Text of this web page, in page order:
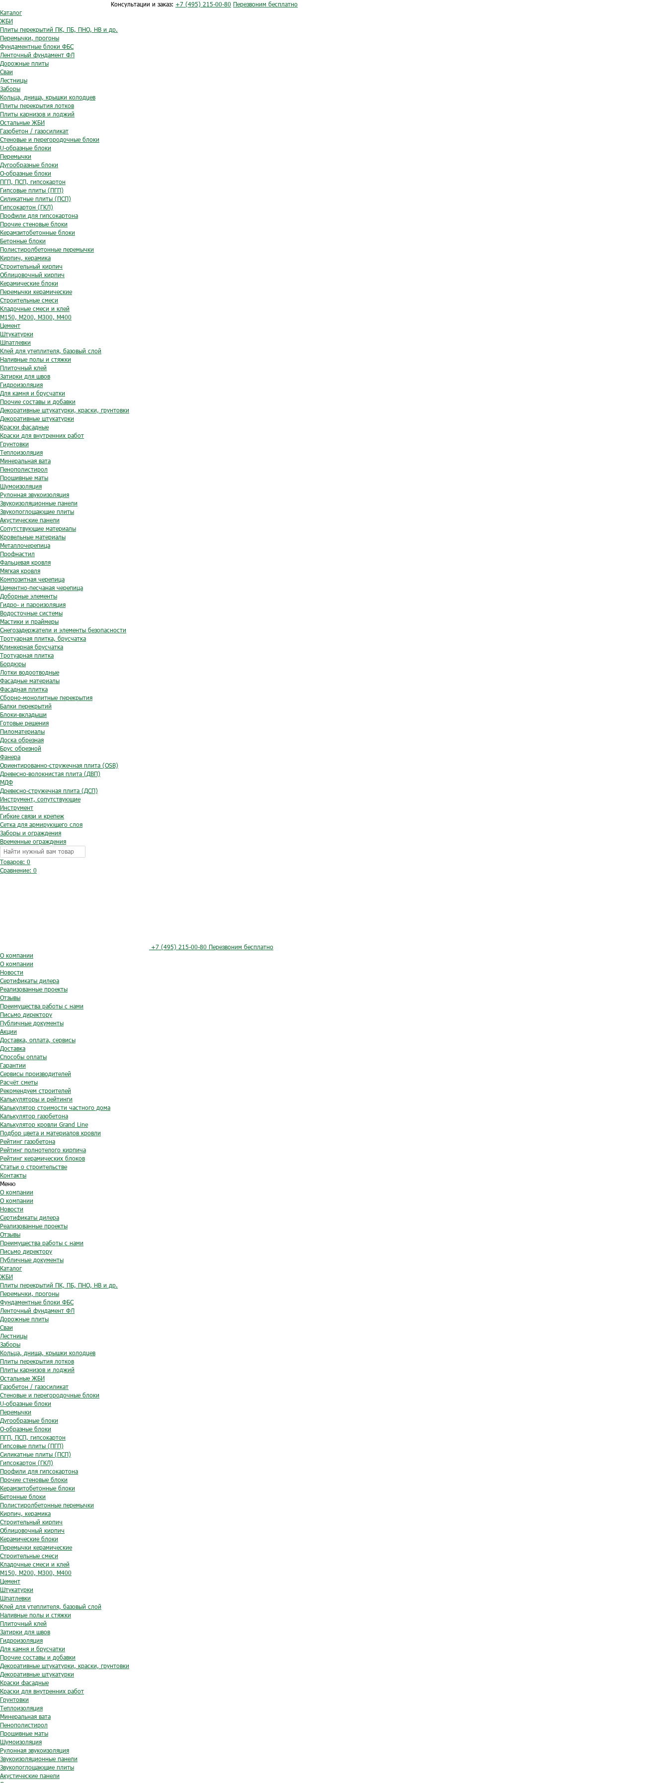
Консультации и заказ: +7 (495) 215-00-80 Перезвоним бесплатно
Каталог
ЖБИ
Плиты перекрытий ПК, ПБ, ПНО, НВ и др.
Перемычки, прогоны
Фундаментные блоки ФБС
Ленточный фундамент ФЛ
Дорожные плиты
Сваи
Лестницы
Заборы
Кольца, днища, крышки колодцев
Плиты перекрытия лотков
Плиты карнизов и лоджий
Остальные ЖБИ
Газобетон / газосиликат
Стеновые и перегородочные блоки
U-образные блоки
Перемычки
Дугообразные блоки
O-образные блоки
ПГП, ПСП, гипсокартон
Гипсовые плиты (ПГП)
Силикатные плиты (ПСП)
Гипсокартон (ГКЛ)
Профили для гипсокартона
Прочие стеновые блоки
Керамзитобетонные блоки
Бетонные блоки
Полистиролбетонные перемычки
Кирпич, керамика
Строительный кирпич
Облицовочный кирпич
Керамические блоки
Перемычки керамические
Строительные смеси
Кладочные смеси и клей
М150, М200, М300, М400
Цемент
Штукатурки
Шпатлевки
Клей для утеплителя, базовый слой
Наливные полы и стяжки
Плиточный клей
Затирки для швов
Гидроизоляция
Для камня и брусчатки
Прочие составы и добавки
Декоративные штукатурки, краски, грунтовки
Декоративные штукатурки
Краски фасадные
Краски для внутренних работ
Грунтовки
Теплоизоляция
Минеральная вата
Пенополистирол
Прошивные маты
Шумоизоляция
Рулонная звукоизоляция
Звукоизоляционные панели
Звукопоглощающие плиты
Акустические панели
Сопутствующие материалы
Кровельные материалы
Металлочерепица
Профнастил
Фальцевая кровля
Мягкая кровля
Композитная черепица
Цементно-песчаная черепица
Доборные элементы
Гидро- и пароизоляция
Водосточные системы
Мастики и праймеры
Снегозадержатели и элементы безопасности
Тротуарная плитка, брусчатка
Клинкерная брусчатка
Тротуарная плитка
Бордюры
Лотки водоотводные
Фасадные материалы
Фасадная плитка
Сборно-монолитные перекрытия
Балки перекрытий
Блоки-вкладыши
Готовые решения
Пиломатериалы
Доска обрезная
Брус обрезной
Фанера
Ориентированно-стружечная плита (OSB)
Древесно-волокнистая плита (ДВП)
МДФ
Древесно-стружечная плита (ДСП)
Инструмент, сопутствующие
Инструмент
Гибкие связи и крепеж
Сетка для армирующего слоя
Заборы и ограждения
Временные ограждения
Товаров: 0
Сравнение: 0
+7 (495) 215-00-80 Перезвоним бесплатно
О компании
О компании
Новости
Сертификаты дилера
Реализованные проекты
Отзывы
Преимущества работы с нами
Письмо директору
Публичные документы
Акции
Доставка, оплата, сервисы
Доставка
Способы оплаты
Гарантии
Сервисы производителей
Расчёт сметы
Рекомендуем строителей
Калькуляторы и рейтинги
Калькулятор стоимости частного дома
Калькулятор газобетона
Калькулятор кровли Grand Line
Подбор цвета и материалов кровли
Рейтинг газобетона
Рейтинг полнотелого кирпича
Рейтинг керамических блоков
Статьи о строительстве
Контакты
Меню
О компании
О компании
Новости
Сертификаты дилера
Реализованные проекты
Отзывы
Преимущества работы с нами
Письмо директору
Публичные документы
Каталог
ЖБИ
Плиты перекрытий ПК, ПБ, ПНО, НВ и др.
Перемычки, прогоны
Фундаментные блоки ФБС
Ленточный фундамент ФЛ
Дорожные плиты
Сваи
Лестницы
Заборы
Кольца, днища, крышки колодцев
Плиты перекрытия лотков
Плиты карнизов и лоджий
Остальные ЖБИ
Газобетон / газосиликат
Стеновые и перегородочные блоки
U-образные блоки
Перемычки
Дугообразные блоки
O-образные блоки
ПГП, ПСП, гипсокартон
Гипсовые плиты (ПГП)
Силикатные плиты (ПСП)
Гипсокартон (ГКЛ)
Профили для гипсокартона
Прочие стеновые блоки
Керамзитобетонные блоки
Бетонные блоки
Полистиролбетонные перемычки
Кирпич, керамика
Строительный кирпич
Облицовочный кирпич
Керамические блоки
Перемычки керамические
Строительные смеси
Кладочные смеси и клей
М150, М200, М300, М400
Цемент
Штукатурки
Шпатлевки
Клей для утеплителя, базовый слой
Наливные полы и стяжки
Плиточный клей
Затирки для швов
Гидроизоляция
Для камня и брусчатки
Прочие составы и добавки
Декоративные штукатурки, краски, грунтовки
Декоративные штукатурки
Краски фасадные
Краски для внутренних работ
Грунтовки
Теплоизоляция
Минеральная вата
Пенополистирол
Прошивные маты
Шумоизоляция
Рулонная звукоизоляция
Звукоизоляционные панели
Звукопоглощающие плиты
Акустические панели